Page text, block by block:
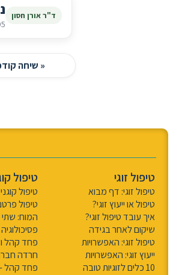
ד"ר אורן חסון
« שיחה
טיפול זוגי
טיפול זוגי: דף מבוא
טיפול או ייעוץ זוגי?
איך עובד טיפול זוגי?
שיקום לאחר בגידה
טיפול זוגי: האפשרויות
ייעוץ זוגי: האפשרויות
10 כלים לזוגיות טובה
טיפול
טיפול
טיפול
המוח:
פחד קהל
חרדה
פחד קהל